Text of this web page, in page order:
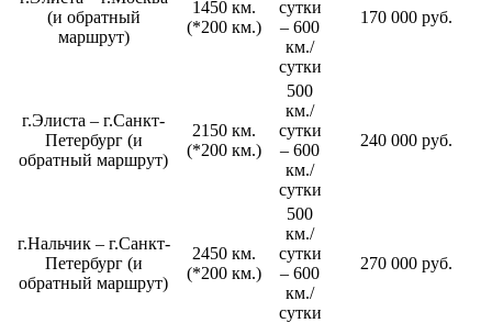
(и обратный
маршрут)
1450 км.
(*200 км.)
сутки
– 600
км./
сутки
170 000 руб.
г.Элиста – г.Санкт-
Петербург (и
обратный маршрут)
2150 км.
(*200 км.)
500
км./
сутки
– 600
км./
сутки
240 000 руб.
г.Нальчик – г.Санкт-
Петербург (и
обратный маршрут)
2450 км.
(*200 км.)
500
км./
сутки
– 600
км./
сутки
270 000 руб.